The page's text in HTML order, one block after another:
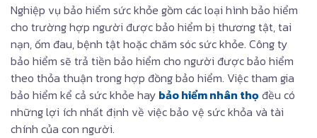
Nghiệp vụ bảo hiểm sức khỏe gồm các loại hình bảo hiểm
cho trường hợp người được bảo hiểm bị thương tật, tai
nạn, ốm đau, bệnh tật hoặc chăm sóc sức khỏe. Công ty
bảo hiểm sẽ trả tiền bảo hiểm cho người được bảo hiểm
theo thỏa thuận trong hợp đồng bảo hiểm. Việc tham gia
bảo hiểm kể cả sức khỏe hay bảo hiểm nhân thọ đều có
những lợi ích nhất định về việc bảo vệ sức khỏa và tài
chính của con người.